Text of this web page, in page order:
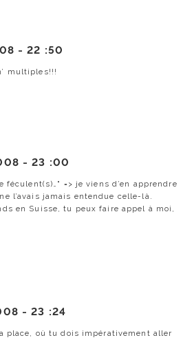
-22 :50
multiples!!!
-23 :00
féculent(s)…" => je viens d’en apprendre
l’avais jamais entendue celle-là.
en Suisse, tu peux faire appel à moi,
-23 :24
place, où tu dois impérativement aller